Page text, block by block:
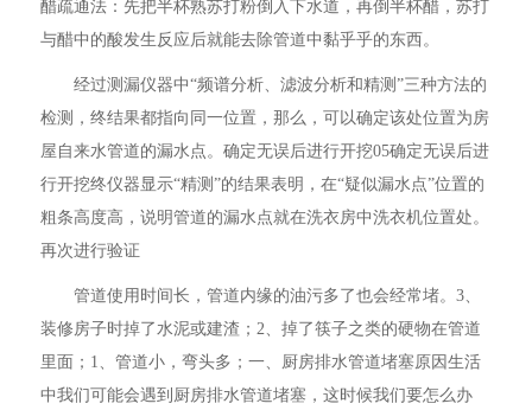
醋疏通法：先把半杯熟苏打粉倒入下水道，再倒半杯醋，苏打
与醋中的酸发生反应后就能去除管道中黏乎乎的东西。
经过测漏仪器中“频谱分析、滤波分析和精测”三种方法的
检测，终结果都指向同一位置，那么，可以确定该处位置为房
屋自来水管道的漏水点。确定无误后进行开挖05确定无误后进
行开挖终仪器显示“精测”的结果表明，在“疑似漏水点”位置的
粗条高度高，说明管道的漏水点就在洗衣房中洗衣机位置处。
再次进行验证
管道使用时间长，管道内缘的油污多了也会经常堵。3、
装修房子时掉了水泥或建渣；2、掉了筷子之类的硬物在管道
里面；1、管道小，弯头多；一、厨房排水管道堵塞原因生活
中我们可能会遇到厨房排水管道堵塞，这时候我们要怎么办